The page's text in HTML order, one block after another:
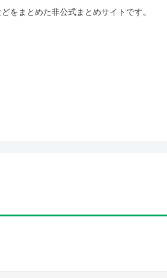
をまとめた非公式まとめサイトです。